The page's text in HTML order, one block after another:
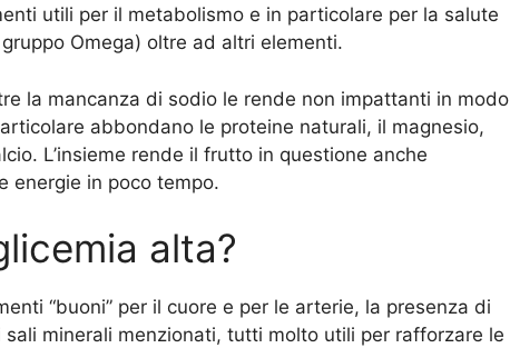
utili per il metabolismo e in particolare per la salute
Omega) oltre ad altri elementi.
la mancanza di sodio le rende non impattanti in modo
abbondano le proteine naturali, il magnesio,
L’insieme rende il frutto in questione anche
energie in poco tempo.
alta?
“buoni” per il cuore e per le arterie, la presenza di
minerali menzionati, tutti molto utili per rafforzare le